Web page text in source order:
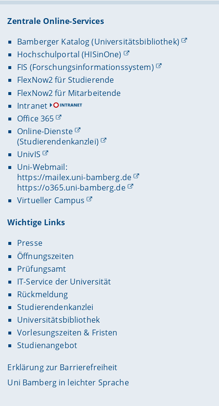
Zentrale Online-Services
Bamberger Katalog (Universitätsbibliothek)
Hochschulportal (HISinOne)
FIS (Forschungsinformationssystem)
FlexNow2 für Studierende
FlexNow2 für Mitarbeitende
Intranet
Office 365
Online-Dienste
(Studierendenkanzlei)
UnivIS
Uni-Webmail:
https://mailex.uni-bamberg.de
https://o365.uni-bamberg.de
Virtueller Campus
Wichtige Links
Presse
Öffnungszeiten
Prüfungsamt
IT-Service der Universität
Rückmeldung
Studierendenkanzlei
Universitätsbibliothek
Vorlesungszeiten & Fristen
Studienangebot
Erklärung zur Barrierefreiheit
Uni Bamberg in leichter Sprache